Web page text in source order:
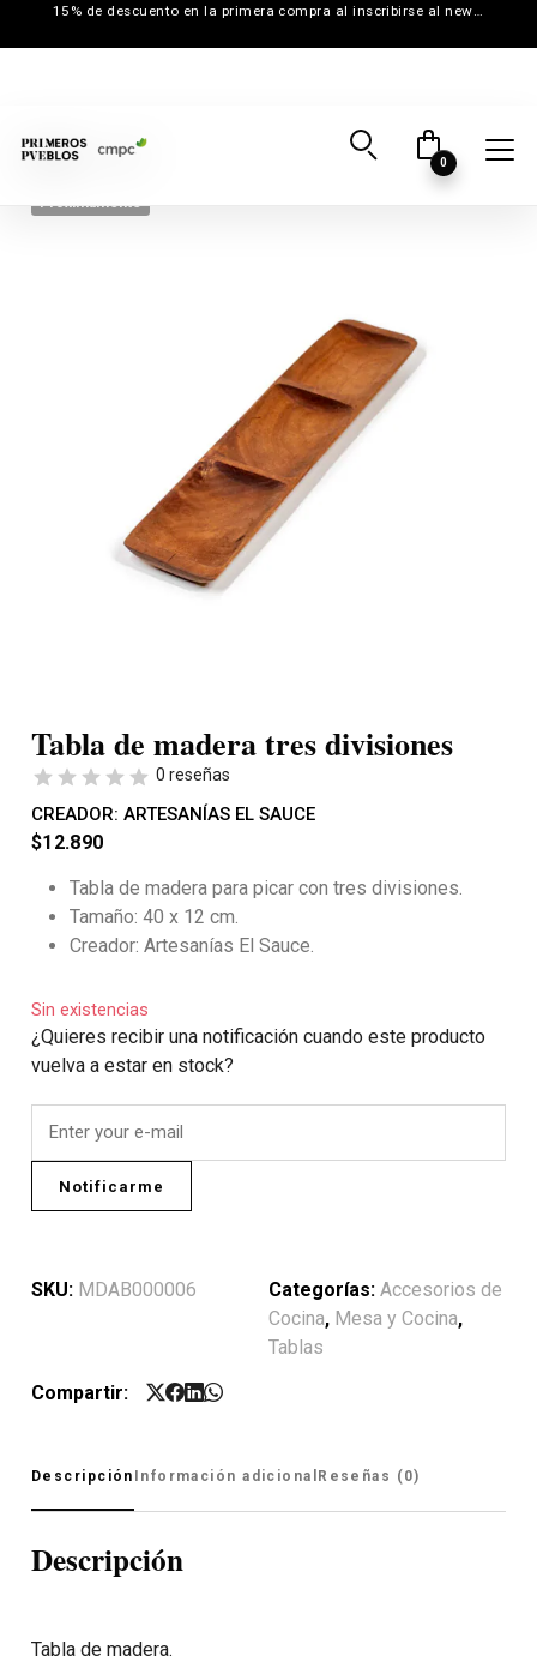
15% de descuento en la primera compra al inscribirse al newsletter
0
Próximamente
Tabla de madera tres divisiones
0 reseñas
CREADOR: ARTESANÍAS EL SAUCE
$12.890
Tabla de madera para picar con tres divisiones.
Tamaño: 40 x 12 cm.
Creador: Artesanías El Sauce.
Sin existencias
¿Quieres recibir una notificación cuando este producto
vuelva a estar en stock?
Notificarme
SKU: MDAB000006 Categorías: Accesorios de
Cocina, Mesa y Cocina,
Tablas
Compartir:
Descripción Información adicional Reseñas (0)
Descripción
Tabla de madera.